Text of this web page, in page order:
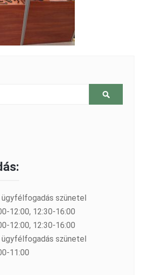
ügyfélfogadás szünetel
12:00, 12:30-16:00
12:00, 12:30-16:00
ügyfélfogadás szünetel
11:00